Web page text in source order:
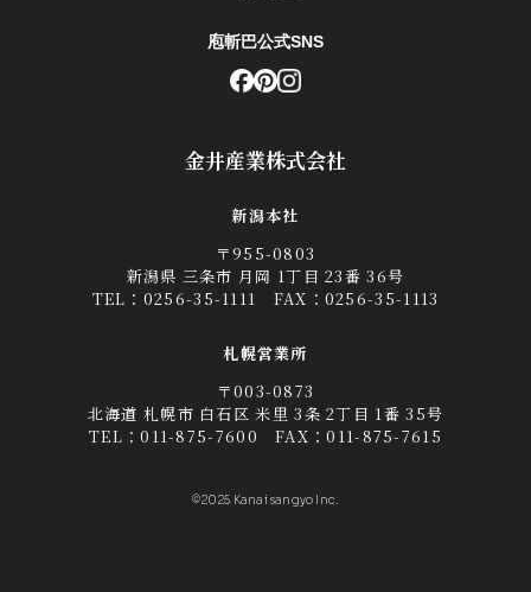
金井産業株式会社
新潟本社
〒955-0803
新潟県 三条市 月岡 1丁目 23番 36号
TEL： 0256-35-1111 FAX：0256-35-1113
札幌営業所
〒003-0873
北海道 札幌市 白石区 米里 3条 2丁目 1番 35号
TEL：011-875-7600 FAX：011-875-7615
©2025 Kanai sangyo Inc.
庖斬巴公式SNS